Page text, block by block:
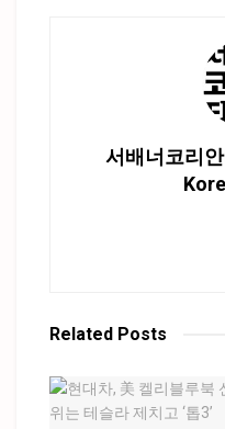
서배너코리
Related Posts